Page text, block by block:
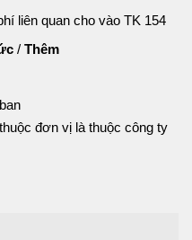
liên quan cho vào TK 154
/ Thêm
đơn vị là thuộc công ty